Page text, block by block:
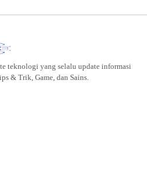
teknologi yang selalu update informasi
& Trik, Game, dan Sains.